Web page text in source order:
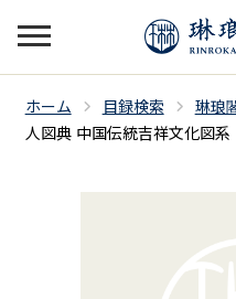
ホーム 目録検索 琳琅
人図典 中国伝統吉祥文化図系